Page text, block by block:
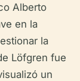
Alberto
en la
la
Löfgren fue
un